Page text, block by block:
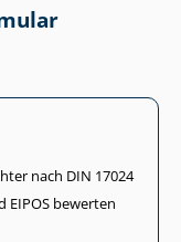
nach DIN 17024
EIPOS bewerten